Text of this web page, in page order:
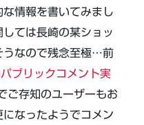
情報を書いてみまし
ては長崎の某ショッ
うなので残念至極…前
ブリックコメント実
存知のユーザーもお
なったようでコメン